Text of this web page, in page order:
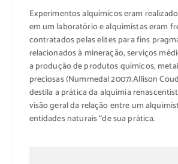
Experimentosalquímicoseram
em um laboratório ealquimistaseram
contratadospelas elitespara fins
relacionados à mineração, serviços
aprodução de produtos químicos,
preciosas(Nummedal2007).Allison
destila aprática daalquimia
visão geralda relação entreum
entidadesnaturais “de suaprática.